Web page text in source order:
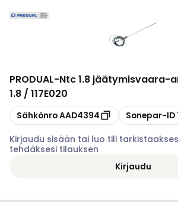
PRODUAL-Ntc 1.8 jäätymisvaara-
1.8 / 117E020
Kopioi
SähkönroAAD4394 Kopioi
Sonepar-ID
Kirjaudu sisään tai luo tili
tehdäksesi tilauksen
Kirjaudu